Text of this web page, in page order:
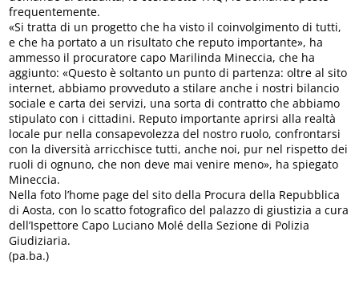
frequentemente.
«Si tratta di un progetto che ha visto il coinvolgimento di tutti,
e che ha portato a un risultato che reputo importante», ha
ammesso il procuratore capo Marilinda Mineccia, che ha
aggiunto: «Questo è soltanto un punto di partenza: oltre al sito
internet, abbiamo provveduto a stilare anche i nostri bilancio
sociale e carta dei servizi, una sorta di contratto che abbiamo
stipulato con i cittadini. Reputo importante aprirsi alla realtà
locale pur nella consapevolezza del nostro ruolo, confrontarsi
con la diversità arricchisce tutti, anche noi, pur nel rispetto dei
ruoli di ognuno, che non deve mai venire meno», ha spiegato
Mineccia.
Nella foto l’home page del sito della Procura della Repubblica
di Aosta, con lo scatto fotografico del palazzo di giustizia a cura
dell’Ispettore Capo Luciano Molé della Sezione di Polizia
Giudiziaria.
(pa.ba.)